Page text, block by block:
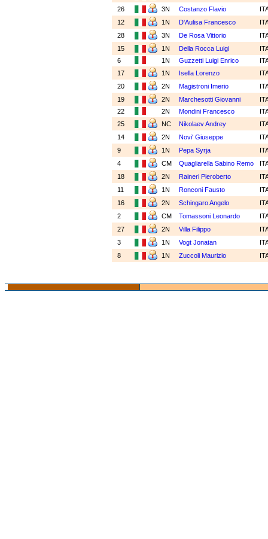
26
3N Costanzo Flavio
12
1N D'Aulisa Francesco
28
3N De Rosa Vittorio
15
1N Della Rocca Luigi
6
1N Guzzetti Luigi Enrico
17
1N Isella Lorenzo
20
2N Magistroni Imerio
19
2N Marchesotti Giovanni
22
2N Mondini Francesco
25
NC Nikolaev Andrey
14
2N Novi' Giuseppe
9
1N Pepa Syrja
4
CM Quagliarella Sabino Remo
18
2N Raineri Pieroberto
11
1N Ronconi Fausto
16
2N Schingaro Angelo
2
CM Tomassoni Leonardo
27
2N Villa Filippo
3
1N Vogt Jonatan
8
1N Zuccoli Maurizio